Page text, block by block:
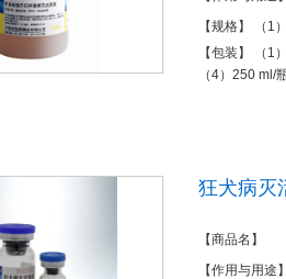
【规格】 （1
【包装】 （1
（4）250 ml/
狂犬病灭
【商品名】
【作用与用途